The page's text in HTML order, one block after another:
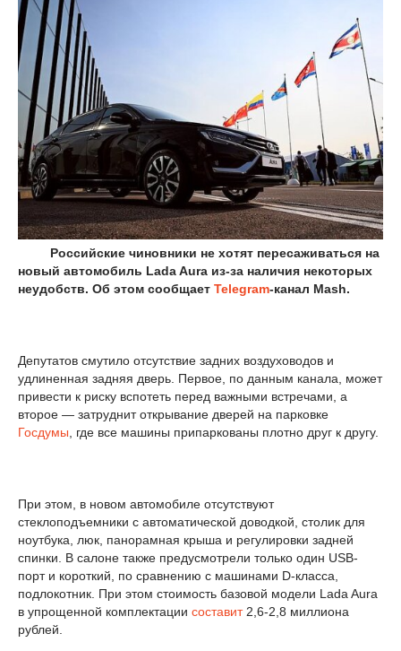
Российские чиновники не хотят пересаживаться на
новый автомобиль Lada Aura из-за наличия некоторых
неудобств. Об этом сообщает Telegram-канал Mash.
Депутатов смутило отсутствие задних воздуховодов и
удлиненная задняя дверь. Первое, по данным канала, может
привести к риску вспотеть перед важными встречами, а
второе — затруднит открывание дверей на парковке
Госдумы , где все машины припаркованы плотно друг к другу.
При этом, в новом автомобиле отсутствуют
стеклоподъемники с автоматической доводкой, столик для
ноутбука, люк, панорамная крыша и регулировки задней
спинки. В салоне также предусмотрели только один USB-
порт и короткий, по сравнению с машинами D-класса,
подлокотник. При этом стоимость базовой модели Lada Aura
в упрощенной комплектации составит2,6-2,8 миллиона
рублей.